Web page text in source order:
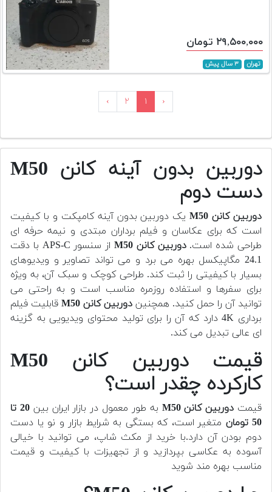
۲۹,۵۰۰,۰۰۰ تومان
تهران ۳ سال پیش
‹ ۱ ۲ ›
دوربین بدون آینه کانن M50
دست دوم
دوربین کانن M50
یک دوربین بدون آینه کامپکت و با کیفیت
است که برای عکاسان و فیلم برداران مبتدی و نیمه حرفه ای
طراحی شده است.دوربین کانن M50
از سنسور APS-C با دقت
24.1 مگاپیکسل بهره می برد و می تواند تصاویر و ویدیوهای
بسیار با کیفیتی را ثبت کند. طراحی کوچک و سبک آن، به ویژه
برای سفرها و استفاده روزمره مناسب است و به راحتی می
توانید آن را حمل کنید. همچنین دوربین کانن M50
قابلیت فیلم
برداری 4K دارد که آن را برای تولید محتوای ویدیویی به گزینه
ای عالی تبدیل می کند.
قیمت دوربین کانن M50
کارکرده چقدر است؟
قیمت دوربین کانن M50 به طور معمول در بازار ایران بین
20 تا
50 تومان
متغیر است، که بستگی به شرایط بازار و نو یا دست
دوم بودن آن دارد.با خرید از مکث شاپ، می توانید با خیالی
آسوده به عکاسی بپردازید و از تجهیزات با کیفیت و قیمت
مناسب بهره مند شوید